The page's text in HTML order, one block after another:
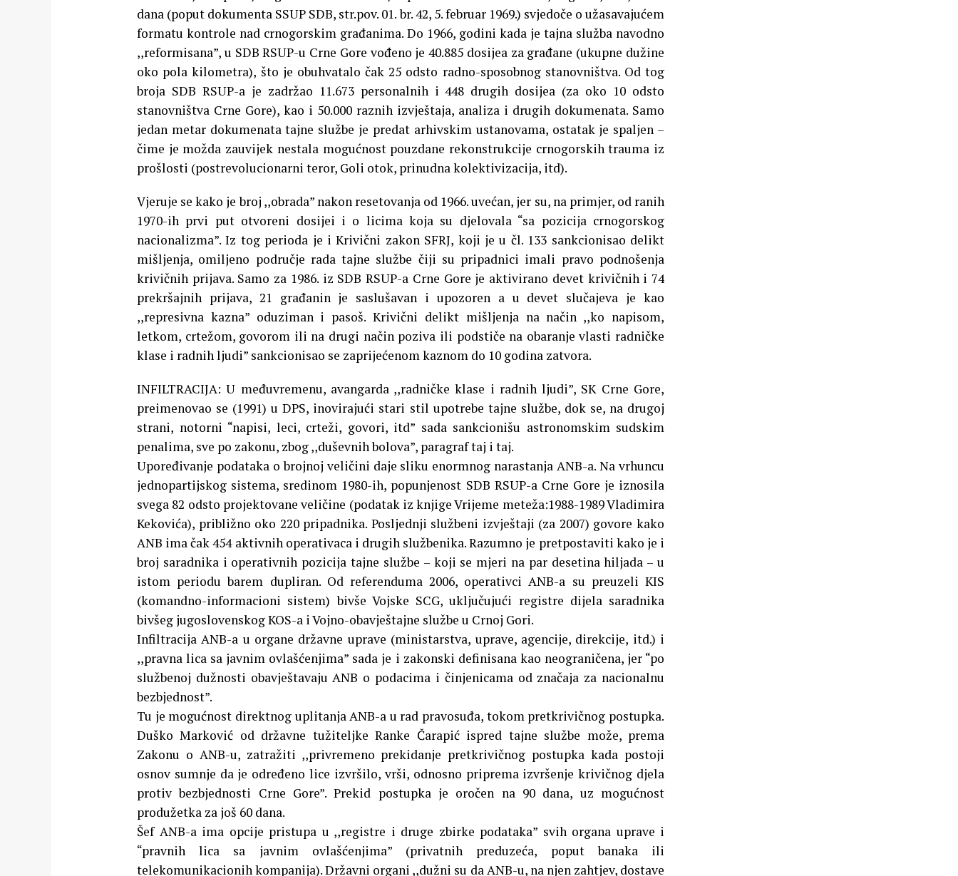
dana (poput dokumenta SSUP SDB, str.pov. 01. br. 42, 5. februar 1969.) svjedoče o užasavajućem
formatu kontrole nad crnogorskim građanima. Do 1966, godini kada je tajna služba navodno
,,reformisana”, u SDB RSUP-u Crne Gore vođeno je 40.885 dosijea za građane (ukupne dužine
oko pola kilometra), što je obuhvatalo čak 25 odsto radno-sposobnog stanovništva. Od tog
broja SDB RSUP-a je zadržao 11.673 personalnih i 448 drugih dosijea (za oko 10 odsto
stanovništva Crne Gore), kao i 50.000 raznih izvještaja, analiza i drugih dokumenata. Samo
jedan metar dokumenata tajne službe je predat arhivskim ustanovama, ostatak je spaljen –
čime je možda zauvijek nestala mogućnost pouzdane rekonstrukcije crnogorskih trauma iz
prošlosti (postrevolucionarni teror, Goli otok, prinudna kolektivizacija, itd).
Vjeruje se kako je broj ,,obrada” nakon resetovanja od 1966. uvećan, jer su, na primjer, od ranih
1970-ih prvi put otvoreni dosijei i o licima koja su djelovala “sa pozicija crnogorskog
nacionalizma”. Iz tog perioda je i Krivični zakon SFRJ, koji je u čl. 133 sankcionisao delikt
mišljenja, omiljeno područje rada tajne službe čiji su pripadnici imali pravo podnošenja
krivičnih prijava. Samo za 1986. iz SDB RSUP-a Crne Gore je aktivirano devet krivičnih i 74
prekršajnih prijava, 21 građanin je saslušavan i upozoren a u devet slučajeva je kao
,,represivna kazna” oduziman i pasoš. Krivični delikt mišljenja na način ,,ko napisom,
letkom, crtežom, govorom ili na drugi način poziva ili podstiče na obaranje vlasti radničke
klase i radnih ljudi” sankcionisao se zaprijećenom kaznom do 10 godina zatvora.
INFILTRACIJA: U međuvremenu, avangarda ,,radničke klase i radnih ljudi”, SK Crne Gore,
preimenovao se (1991) u DPS, inovirajući stari stil upotrebe tajne službe, dok se, na drugoj
strani, notorni “napisi, leci, crteži, govori, itd” sada sankcionišu astronomskim sudskim
penalima, sve po zakonu, zbog ,,duševnih bolova”, paragraf taj i taj.
Upoređivanje podataka o brojnoj veličini daje sliku enormnog narastanja ANB-a. Na vrhuncu
jednopartijskog sistema, sredinom 1980-ih, popunjenost SDB RSUP-a Crne Gore je iznosila
svega 82 odsto projektovane veličine (podatak iz knjige Vrijeme meteža:1988-1989 Vladimira
Kekovića), približno oko 220 pripadnika. Posljednji službeni izvještaji (za 2007) govore kako
ANB ima čak 454 aktivnih operativaca i drugih službenika. Razumno je pretpostaviti kako je i
broj saradnika i operativnih pozicija tajne službe – koji se mjeri na par desetina hiljada – u
istom periodu barem dupliran. Od referenduma 2006, operativci ANB-a su preuzeli KIS
(komandno-informacioni sistem) bivše Vojske SCG, uključujući registre dijela saradnika
bivšeg jugoslovenskog KOS-a i Vojno-obavještajne službe u Crnoj Gori.
Infiltracija ANB-a u organe državne uprave (ministarstva, uprave, agencije, direkcije, itd.) i
,,pravna lica sa javnim ovlašćenjima” sada je i zakonski definisana kao neograničena, jer “po
službenoj dužnosti obavještavaju ANB o podacima i činjenicama od značaja za nacionalnu
bezbjednost”.
Tu je mogućnost direktnog uplitanja ANB-a u rad pravosuđa, tokom pretkrivičnog postupka.
Duško Marković od državne tužiteljke Ranke Čarapić ispred tajne službe može, prema
Zakonu o ANB-u, zatražiti ,,privremeno prekidanje pretkrivičnog postupka kada postoji
osnov sumnje da je određeno lice izvršilo, vrši, odnosno priprema izvršenje krivičnog djela
protiv bezbjednosti Crne Gore”. Prekid postupka je oročen na 90 dana, uz mogućnost
produžetka za još 60 dana.
Šef ANB-a ima opcije pristupa u ,,registre i druge zbirke podataka” svih organa uprave i
“pravnih lica sa javnim ovlašćenjima” (privatnih preduzeća, poput banaka ili
telekomunikacionih kompanija). Državni organi ,,dužni su da ANB-u, na njen zahtjev, dostave